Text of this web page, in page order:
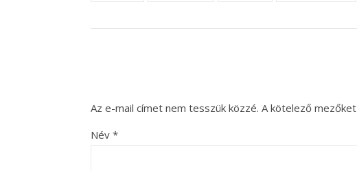
Az e-mail címet nem tesszük közzé. A kötelező mezőket
Név *